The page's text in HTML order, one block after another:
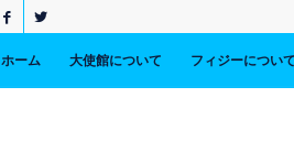
ホーム 大使館について フィジーについて